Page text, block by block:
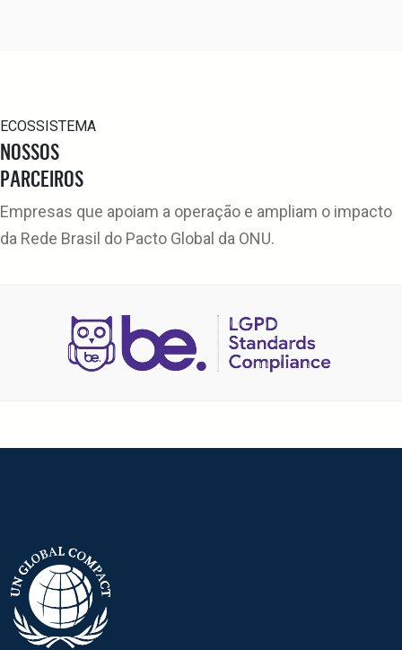
ECOSSISTEMA
NOSSOS
PARCEIROS
Empresas que apoiam a operação e ampliam o impacto
da Rede Brasil do Pacto Global da ONU.